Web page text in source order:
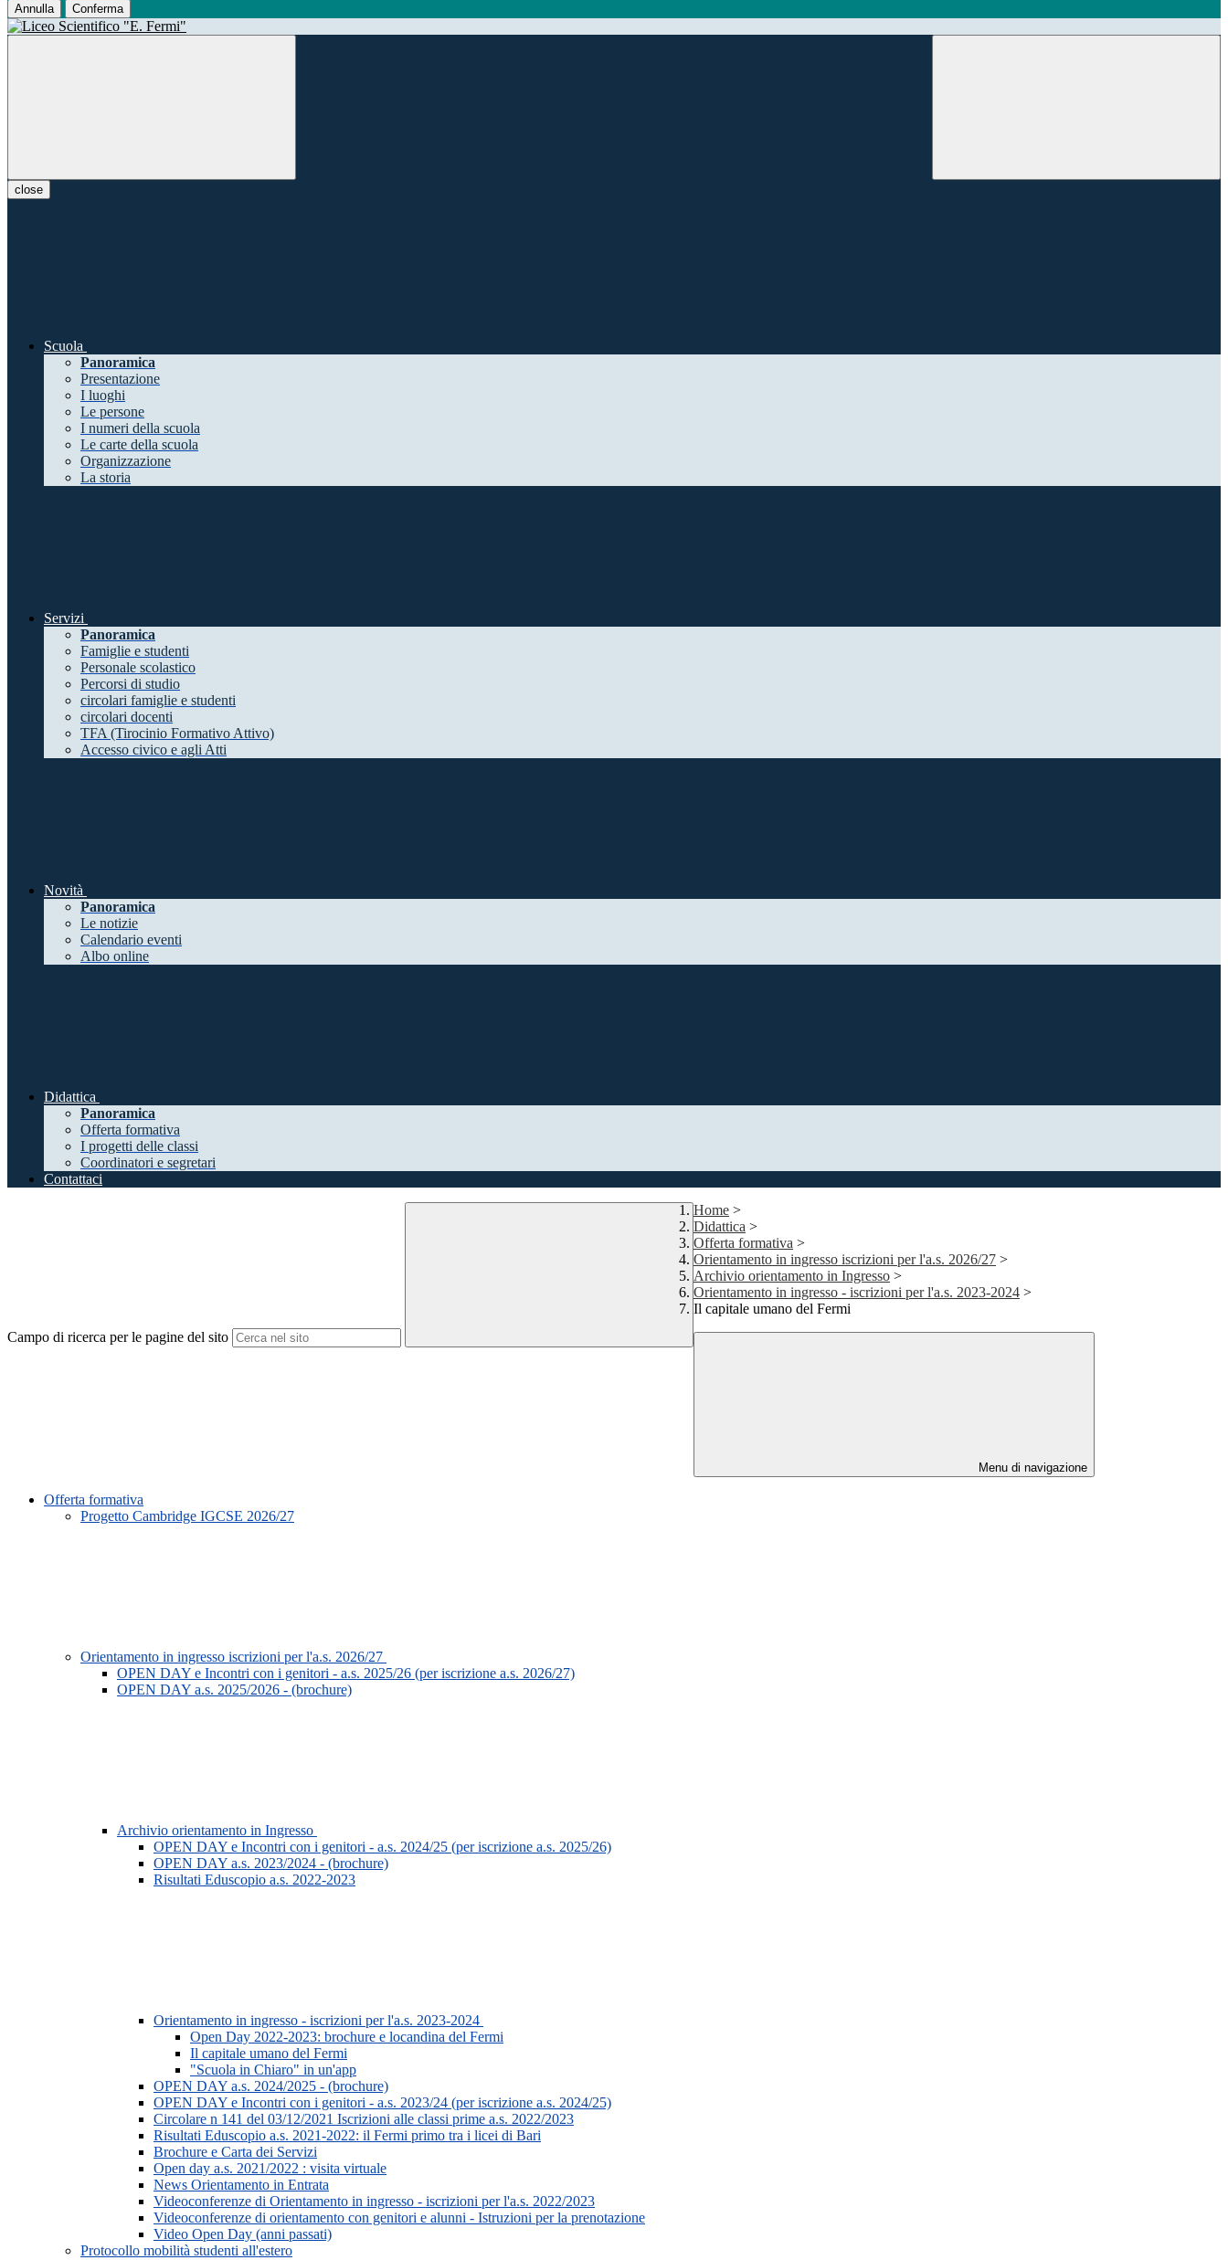
Annulla Conferma
close
Scuola
Panoramica
Presentazione
I luoghi
Le persone
I numeri della scuola
Le carte della scuola
Organizzazione
La storia
Servizi
Panoramica
Famiglie e studenti
Personale scolastico
Percorsi di studio
circolari famiglie e studenti
circolari docenti
TFA (Tirocinio Formativo Attivo)
Accesso civico e agli Atti
Novità
Panoramica
Le notizie
Calendario eventi
Albo online
Didattica
Panoramica
Offerta formativa
I progetti delle classi
Coordinatori e segretari
Contattaci
Campo di ricerca per le pagine del sito
Home >
Didattica >
Offerta formativa >
Orientamento in ingresso iscrizioni per l'a.s. 2026/27 >
Archivio orientamento in Ingresso >
Orientamento in ingresso - iscrizioni per l'a.s. 2023-2024 >
Il capitale umano del Fermi
Menu di navigazione
Offerta formativa
Progetto Cambridge IGCSE 2026/27
Orientamento in ingresso iscrizioni per l'a.s. 2026/27
OPEN DAY e Incontri con i genitori - a.s. 2025/26 (per iscrizione a.s. 2026/27)
OPEN DAY a.s. 2025/2026 - (brochure)
Archivio orientamento in Ingresso
OPEN DAY e Incontri con i genitori - a.s. 2024/25 (per iscrizione a.s. 2025/26)
OPEN DAY a.s. 2023/2024 - (brochure)
Risultati Eduscopio a.s. 2022-2023
Orientamento in ingresso - iscrizioni per l'a.s. 2023-2024
Open Day 2022-2023: brochure e locandina del Fermi
Il capitale umano del Fermi
"Scuola in Chiaro" in un'app
OPEN DAY a.s. 2024/2025 - (brochure)
OPEN DAY e Incontri con i genitori - a.s. 2023/24 (per iscrizione a.s. 2024/25)
Circolare n 141 del 03/12/2021 Iscrizioni alle classi prime a.s. 2022/2023
Risultati Eduscopio a.s. 2021-2022: il Fermi primo tra i licei di Bari
Brochure e Carta dei Servizi
Open day a.s. 2021/2022 : visita virtuale
News Orientamento in Entrata
Videoconferenze di Orientamento in ingresso - iscrizioni per l'a.s. 2022/2023
Videoconferenze di orientamento con genitori e alunni - Istruzioni per la prenotazione
Video Open Day (anni passati)
Protocollo mobilità studenti all'estero